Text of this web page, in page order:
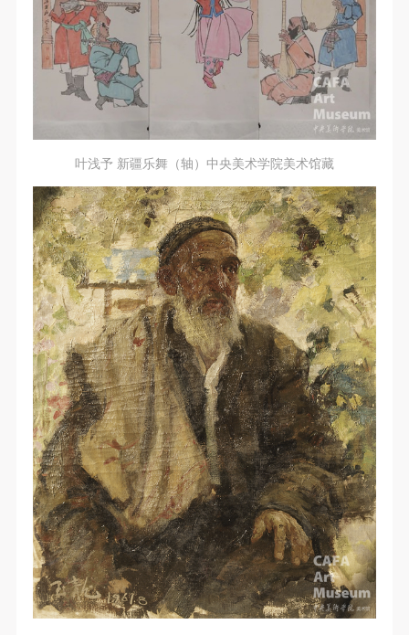
叶浅予 新疆乐舞（轴）中央美术学院美术馆藏